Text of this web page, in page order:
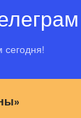
сегодня!